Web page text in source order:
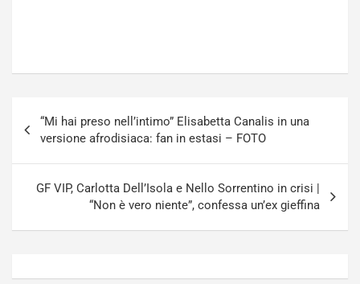
articoli
“Mi hai preso nell’intimo” Elisabetta Canalis in una
versione afrodisiaca: fan in estasi – FOTO
GF VIP, Carlotta Dell’Isola e Nello Sorrentino in crisi |
“Non è vero niente”, confessa un’ex gieffina